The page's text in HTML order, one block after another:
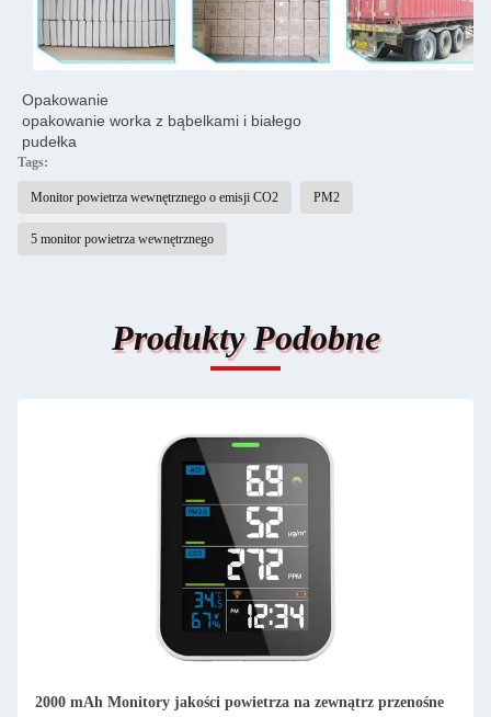
Opakowanie
opakowanie worka z bąbelkami i białego
pudełka
Tags:
Monitor powietrza wewnętrznego o emisji CO2 PM2
5 monitor powietrza wewnętrznego
Produkty Podobne
Wi-Fi Meter jakości powietrza PM2.5 Monitor powietrza